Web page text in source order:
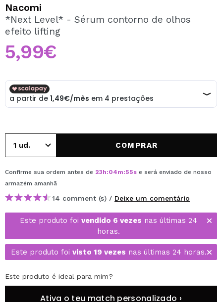
Ao criar uma conta no Maquibeauty.pt pode fazer as suas
compras rapidamente, verificar o estado das suas
Nacomi
*Next Level* - Sérum contorno de olhos
efeito lifting
5,99€
COMPRAR
Confirme sua ordem antes de 23h:04m:55s e será enviado de nosso
armazém amanhã
14 comment (s) / Deixe um comentário
Este produto foi vendido 6 vezes nas últimas 24
horas.
Este produto foi visto 19 vezes nas últimas 24 horas.
Este produto é ideal para mim?
Ativa o teu match personalizado ›